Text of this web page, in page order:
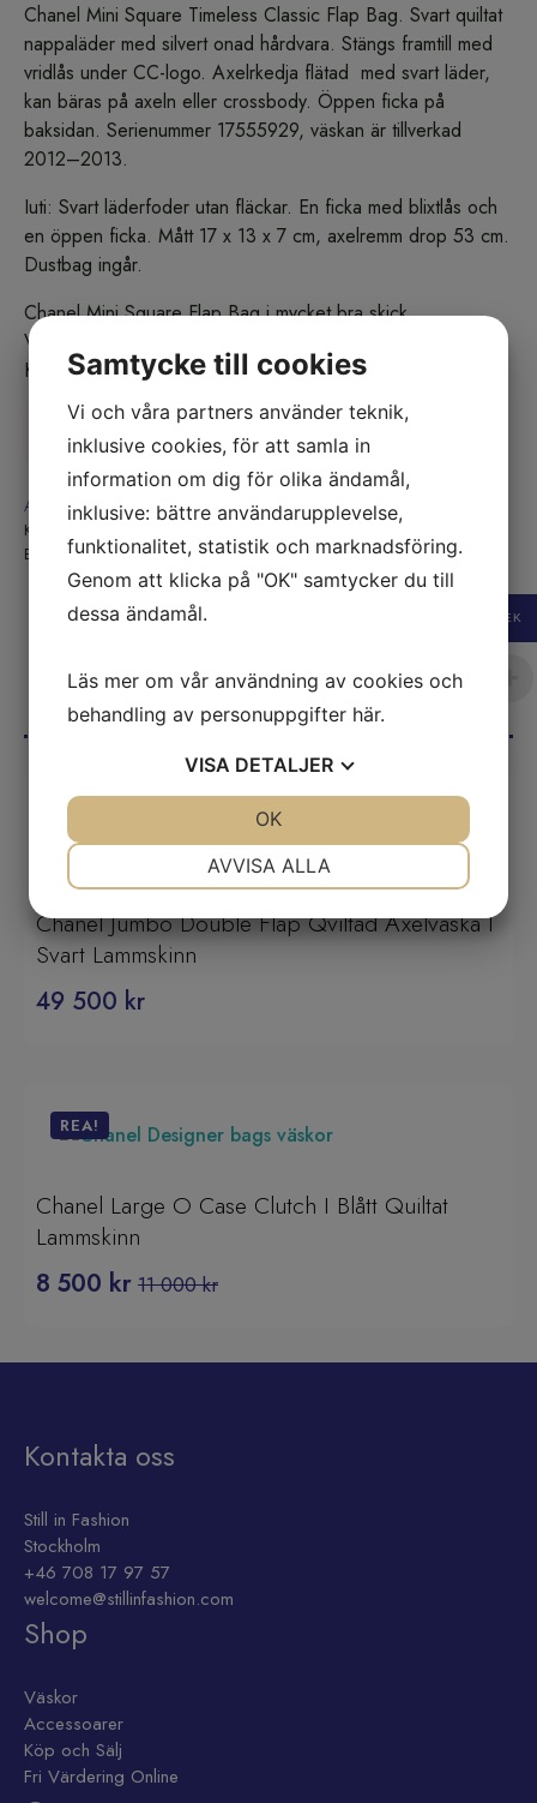
Chanel Mini Square Timeless Classic Flap Bag. Svart quiltat
nappaläder med silvert onad hårdvara. Stängs framtill med
vridlås under CC-logo. Axelrkedja flätad med svart läder,
kan bäras på axeln eller crossbody. Öppen ficka på
baksidan. Serienummer 17555929, väskan är tillverkad
2012–2013.
Iuti: Svart läderfoder utan fläckar. En ficka med blixtlås och
en öppen ficka. Mått 17 x 13 x 7 cm, axelremm drop 53 cm.
Dustbag ingår.
Chanel Mini Square Flap Bag i mycket bra skick.
Väskan är köpt second hand hos Vintage Market i
Köpenhamn.
Såld
Artikelnr:260201-01B
Kategori:
Etikett:Såld
DU KANSKE OCKSÅ GILLAR
Chanel Jumbo Double Flap Qviltad Axelväska I
Svart Lammskinn
49 500 kr
REA!
Chanel Large O Case Clutch I Blått Quiltat
Lammskinn
11 000kr
Det
priset
000 kr.
8 500 kr
Det
priset
500 kr.
Kontakta oss
Still in Fashion
Stockholm
+46 708 17 97 57
welcome@stillinfashion.com
Shop
Väskor
Accessoarer
Köp och Sälj
Fri Värdering Online
SEK
Samtycke till cookies
Vi och våra partners använder teknik,
inklusive cookies, för att samla in
information om dig för olika ändamål,
inklusive: bättre användarupplevelse,
funktionalitet, statistik och marknadsföring.
Genom att klicka på "OK" samtycker du till
dessa ändamål.
Läs mer om vår användning av cookies och
behandling av personuppgifter här.
VISA DETALJER
MARKNADSFÖRING STATISTIK
AVVISA ALLA
OK